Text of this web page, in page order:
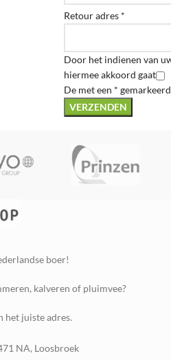
Retour adres *
Door het indienen van
hiermee akkoord gaat
De met een *
boer!
kalveren of pluimvee?
het juiste adres.
NA, Loosbroek